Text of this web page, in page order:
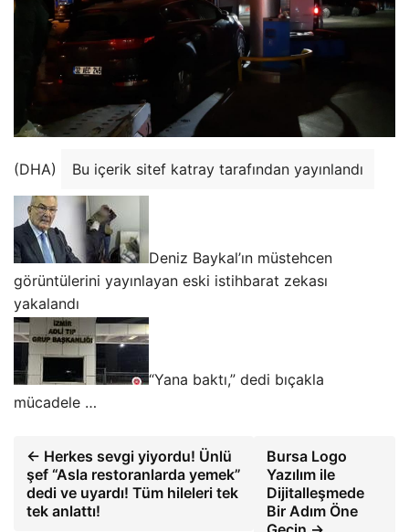
(DHA) Bu içerik sitef katray tarafından yayınlandı
Deniz Baykal’ın müstehcen
görüntülerini yayınlayan eski istihbarat zekası
yakalandı
“Yana baktı,” dedi bıçakla
mücadele …
← Herkes sevgi yiyordu! Ünlü
şef “Asla restoranlarda yemek”
dedi ve uyardı! Tüm hileleri tek
tek anlattı!
Bursa Logo
Yazılım ile
Dijitalleşmede
Bir Adım Öne